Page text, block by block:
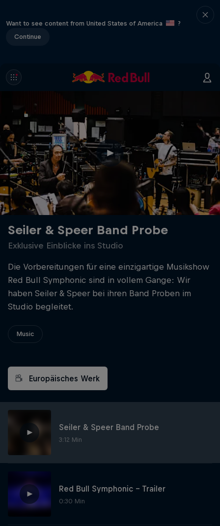
Want to see content from United States of America
?
Continue
Seiler & Speer Band Probe
Exklusive Einblicke ins Studio
Die Vorbereitungen für eine einzigartige Musikshow
Red Bull Symphonic sind in vollem Gange: Wir
haben Seiler & Speer bei ihren Band Proben im
Studio begleitet.
Music
Europäisches Werk
Seiler & Speer Band Probe
3:12 Min
Red Bull Symphonic – Trailer
0:30 Min